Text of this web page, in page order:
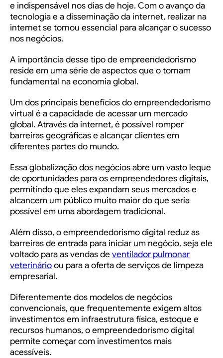
e indispensável nos dias de hoje. Com o avanço da
tecnologia e a disseminação da internet, realizar na
internet se tornou essencial para alcançar o sucesso
nos negócios.
A importância desse tipo de empreendedorismo
reside em uma série de aspectos que o tornam
fundamental na economia global.
Um dos principais benefícios do empreendedorismo
virtual é a capacidade de acessar um mercado
global. Através da internet, é possível romper
barreiras geográficas e alcançar clientes em
diferentes partes do mundo.
Essa globalização dos negócios abre um vasto leque
de oportunidades para os empreendedores digitais,
permitindo que eles expandam seus mercados e
alcancem um público muito maior do que seria
possível em uma abordagem tradicional.
Além disso, o empreendedorismo digital reduz as
barreiras de entrada para iniciar um negócio, seja ele
voltado para as vendas de ventilador pulmonar
veterinárioou para a oferta de serviços de limpeza
empresarial.
Diferentemente dos modelos de negócios
convencionais, que frequentemente exigem altos
investimentos em infraestrutura física, estoque e
recursos humanos, o empreendedorismo digital
permite começar com investimentos mais
acessíveis.